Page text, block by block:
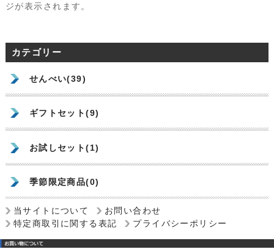
ジが表示されます。
カテゴリー
せんべい(39)
ギフトセット(9)
お試しセット(1)
季節限定商品(0)
当サイトについて
お問い合わせ
特定商取引に関する表記
プライバシーポリシー